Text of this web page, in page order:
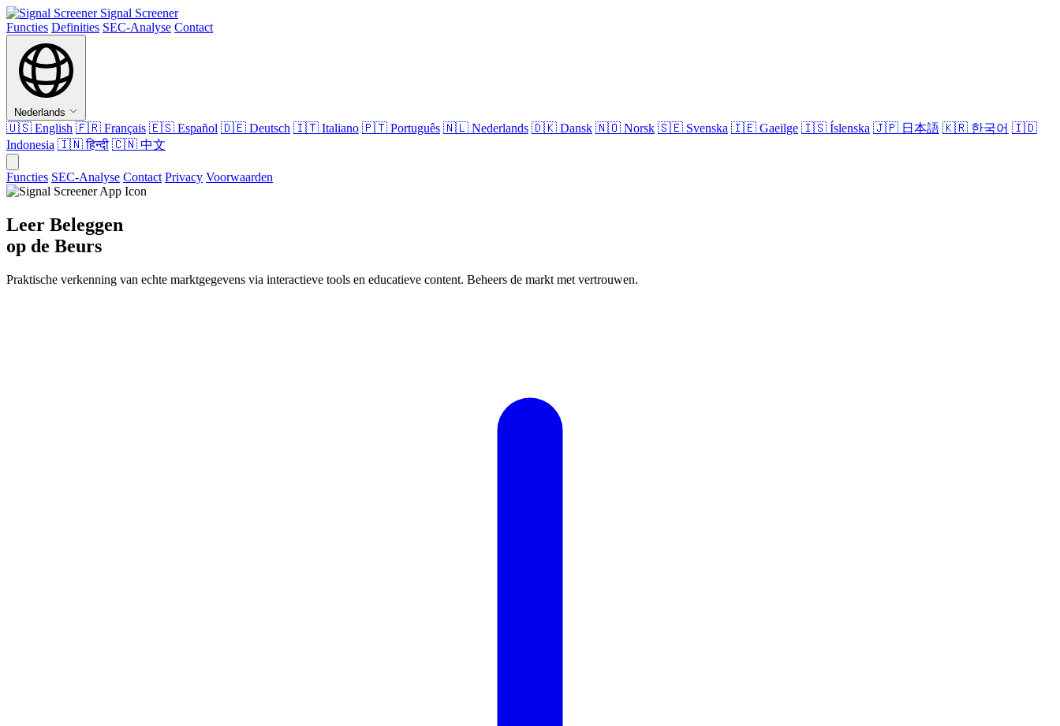
Signal Screener
Functies Definities SEC-Analyse Contact
Nederlands
🇺🇸 English 🇫🇷 Français 🇪🇸 Español 🇩🇪 Deutsch 🇮🇹 Italiano 🇵🇹 Português 🇳🇱 Nederlands 🇩🇰 Dansk 🇳🇴 Norsk 🇸🇪 Svenska 🇮🇪 Gaeilge 🇮🇸 Íslenska 🇯🇵 日本語 🇰🇷 한국어 🇮🇩
Indonesia 🇮🇳हिन्दी 🇨🇳 中文
Functies SEC-Analyse Contact Privacy Voorwaarden
Leer Beleggen
op de Beurs
Praktische verkenning van echte marktgegevens via interactieve tools en educatieve content. Beheers de markt met vertrouwen.